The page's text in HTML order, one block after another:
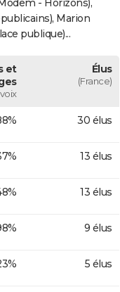
- Horizons),
Marion
publique)...
et
Élus
(France)
30 élus
13 élus
13 élus
9 élus
5 élus